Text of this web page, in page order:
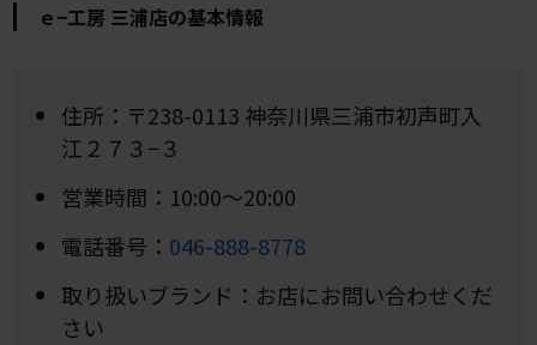
ｅ−工房 三浦店の基本情報
住所：〒238-0113 神奈川県三浦市初声町入
江２７３−３
営業時間：10:00～20:00
電話番号： 046-888-8778
取り扱いブランド：お店にお問い合わせくだ
さい